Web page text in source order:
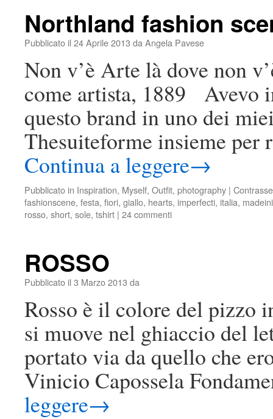
Northland fashion
Pubblicato il 24 Aprile 2013 da Angela Pavese
Non v’è Arte là dove non
come artista, 1889 Avevo
questo brand in uno dei
Thesuiteforme insieme
Continua a leggere→
Pubblicato in Inspiration, Myself, Outfit, photography |
fashionscene, festa, fiori, giallo, hearts, imperfecti, italia,
rosso, short, sole, tshirt | 24 commenti
ROSSO
Pubblicato il 3 Marzo 2013 da
Rosso è il colore del pizzo
si muove nel ghiaccio del
portato via da quello che
Vinicio Capossela
leggere→